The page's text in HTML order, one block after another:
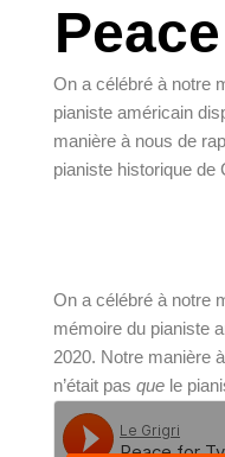
On a célébré à notre
pianiste américain
manière à nous de
pianiste historique de
On a célébré à notre
mémoire du pianiste
2020. Notre manière
n’était pas que le